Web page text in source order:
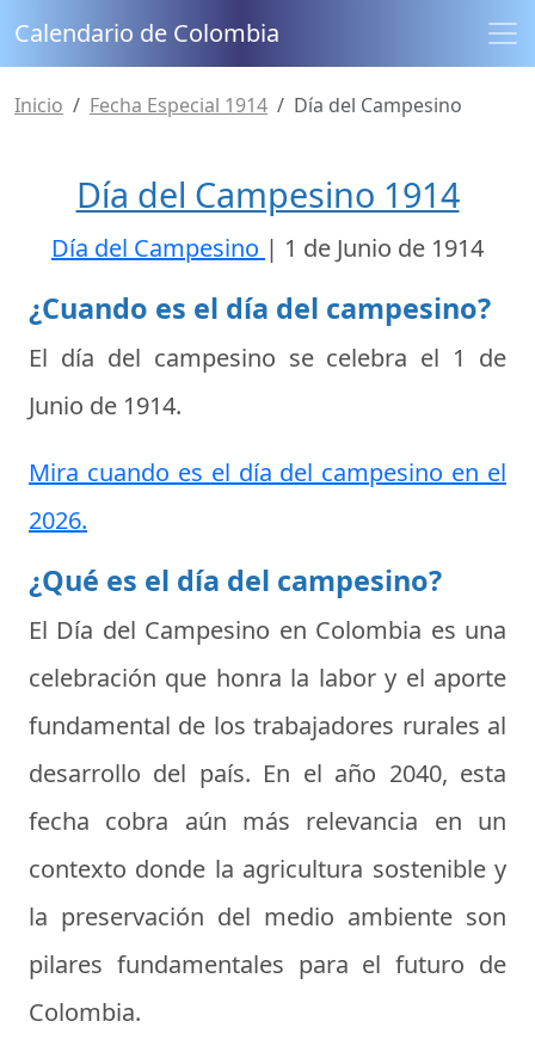
Calendario de Colombia
Inicio Fecha Especial 1914 Día del Campesino
Día del Campesino 1914
Día del Campesino | 1 de Junio de 1914
¿Cuando es el día del campesino?
El día del campesino se celebra el 1 de
Junio de 1914.
Mira cuando es el día del campesino en el
2026.
¿Qué es el día del campesino?
El Día del Campesino en Colombia es una
celebración que honra la labor y el aporte
fundamental de los trabajadores rurales al
desarrollo del país. En el año 2040, esta
fecha cobra aún más relevancia en un
contexto donde la agricultura sostenible y
la preservación del medio ambiente son
pilares fundamentales para el futuro de
Colombia.